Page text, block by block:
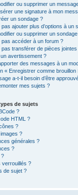
ou supprimer un
une signature à mon
un sondage ?
ajouter plus d’options à un
ou supprimer un
pas accéder à un forum ?
pas transférer de pièces jointes
avertissement ?
des messages à un
« Enregistrer comme
a-t-il besoin d’être
mes sujets ?
de sujets
?
HTML ?
?
?
générales ?
?
?
verrouillés ?
de sujet ?